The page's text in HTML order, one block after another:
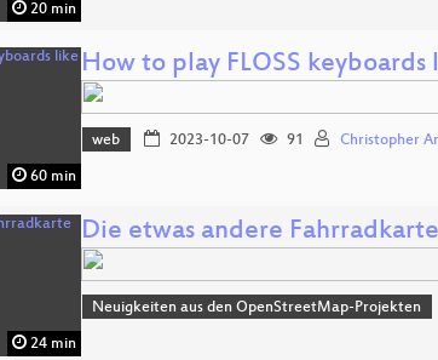
20 min
60 min
How to play FLOSS keyboards
web 2023-10-07 91 Christopher
24 min
Die etwas andere Fahrradkarte
Neuigkeiten aus den OpenStreetMap-Projekten